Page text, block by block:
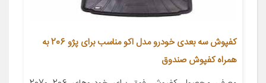
کفپوش سه بعدی خودرو مدل اکو مناسب برای پژو 206 به
همراه کفپوش صندوق